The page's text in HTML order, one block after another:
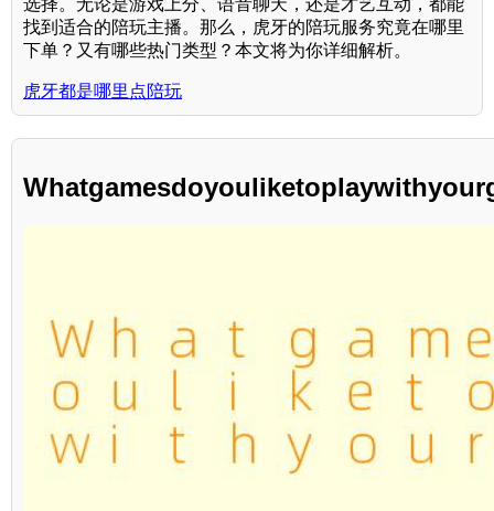
选择。无论是游戏上分、语音聊天，还是才艺互动，都能
找到适合的陪玩主播。那么，虎牙的陪玩服务究竟在哪里
下单？又有哪些热门类型？本文将为你详细解析。
虎牙都是哪里点陪玩